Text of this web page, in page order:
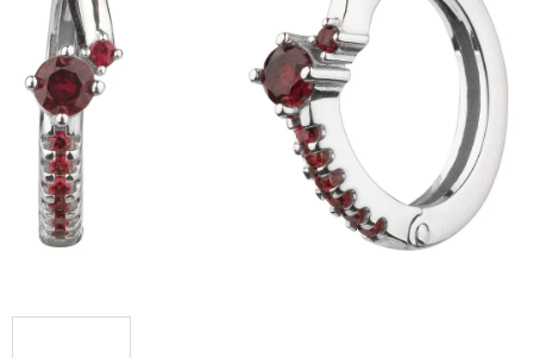
hvězdiček.